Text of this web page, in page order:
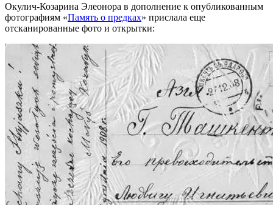
Окулич-Козарина Элеонора в дополнение к опубликованным
фотографиям «Память о предках» прислала еще
отсканированные фото и открытки: